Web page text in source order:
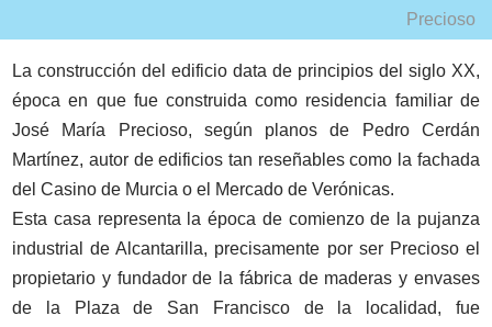
Precioso
La construcción del edificio data de principios del siglo XX,
época en que fue construida como residencia familiar de
José María Precioso, según planos de Pedro Cerdán
Martínez, autor de edificios tan reseñables como la fachada
del Casino de Murcia o el Mercado de Verónicas.
Esta casa representa la época de comienzo de la pujanza
industrial de Alcantarilla, precisamente por ser Precioso el
propietario y fundador de la fábrica de maderas y envases
de la Plaza de San Francisco de la localidad, fue